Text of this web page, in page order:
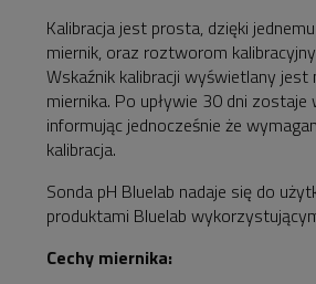
Kalibracja jest prosta, dzięki
miernik, oraz roztworom
Wskaźnik kalibracji wyświetlany jest
miernika. Po upływie 30 dni zostaje
informując jednocześnie że
kalibracja.
Sonda pH Bluelab nadaje się do
produktami Bluelab
Cechy miernika: